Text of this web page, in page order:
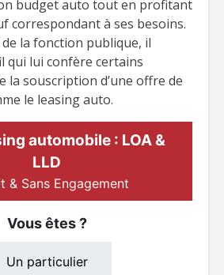
budget auto tout en profitant
correspondant à ses besoins.
de la fonction publique, il
qui lui confère certains
la souscription d’une offre de
le leasing auto.